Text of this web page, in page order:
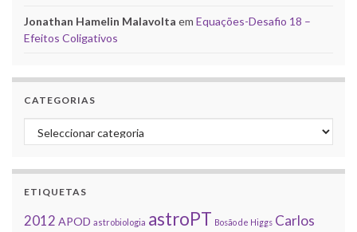
Jonathan Hamelin Malavolta em Equações-Desafio 18 –
Efeitos Coligativos
CATEGORIAS
Categorias
ETIQUETAS
2012 APOD astrobiologia astroPT Bosão de Higgs Carlos